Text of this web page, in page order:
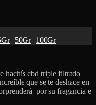
50Gr
100Gr
hachís cbd triple filtrado
que se te deshace en
por su fragancia e